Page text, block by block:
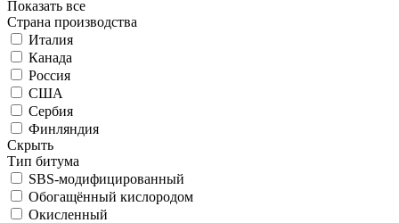
Показать все
Страна производства
Италия
Канада
Россия
США
Сербия
Финляндия
Скрыть
Тип битума
SBS-модифицированный
Обогащённый кислородом
Окисленный